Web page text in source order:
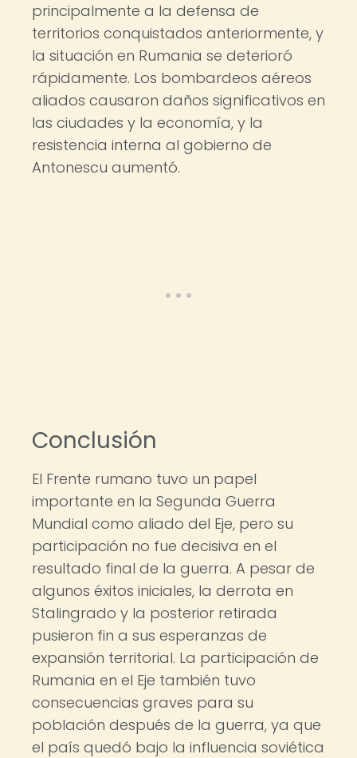
principalmente a la defensa de
territorios conquistados anteriormente, y
la situación en Rumania se deterioró
rápidamente. Los bombardeos aéreos
aliados causaron daños significativos en
las ciudades y la economía, y la
resistencia interna al gobierno de
Antonescu aumentó.
Conclusión
El Frente rumano tuvo un papel
importante en la Segunda Guerra
Mundial como aliado del Eje, pero su
participación no fue decisiva en el
resultado final de la guerra. A pesar de
algunos éxitos iniciales, la derrota en
Stalingrado y la posterior retirada
pusieron fin a sus esperanzas de
expansión territorial. La participación de
Rumania en el Eje también tuvo
consecuencias graves para su
población después de la guerra, ya que
el país quedó bajo la influencia soviética